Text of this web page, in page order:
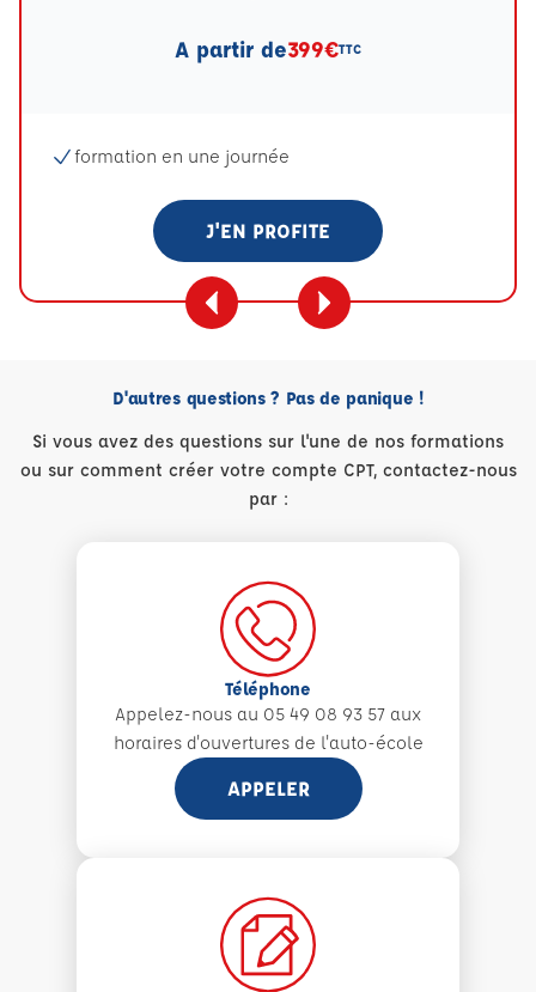
A partir de399€TTC
formation en une journée
J'EN PROFITE
D'autres questions ? Pas de panique !
Si vous avez des questions sur l'une de nos formations
ou sur comment créer votre compte CPT, contactez-nous
par :
Téléphone
Appelez-nous au 05 49 08 93 57 aux
horaires d'ouvertures de l'auto-école
APPELER